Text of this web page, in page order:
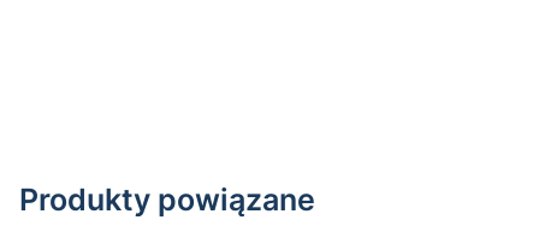
Produkty powiązane